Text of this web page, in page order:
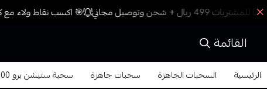
🎯 اكسب نقاط ولاء مع
القائمة
الرئيسية السحبات الجاهزة سحبات جاهزة سحبة ستيشن برو 20000 نكوتين 50 Disposable Station Pro